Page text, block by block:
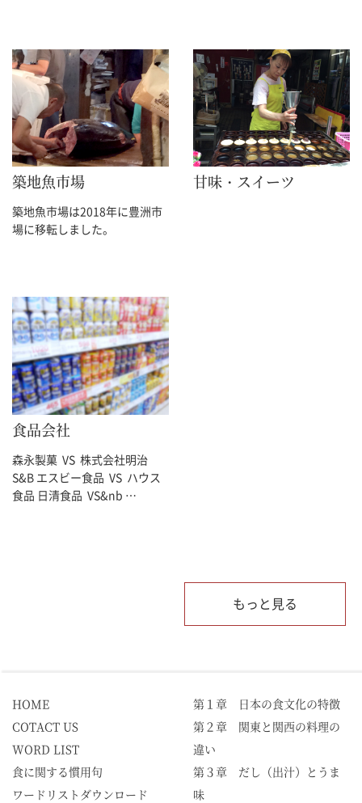
築地魚市場
築地魚市場は2018年に豊洲市
場に移転しました。
甘味・スイーツ
食品会社
森永製菓 VS 株式会社明治
S&B エスビー食品 VS ハウス
食品 日清食品 VS&nb …
もっと見る
HOME
COTACT US
WORD LIST
食に関する慣用句
ワードリストダウンロード
第１章 日本の食文化の特徴
第２章 関東と関西の料理の
違い
第３章 だし（出汁）とうま
味